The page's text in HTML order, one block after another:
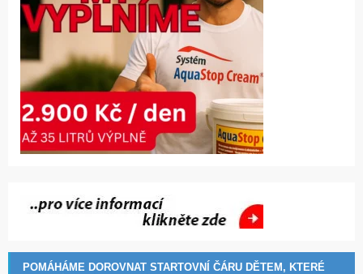
POMÁHÁME DOROVNAT STARTOVNÍ ČÁRU DĚTEM, KTERÉ